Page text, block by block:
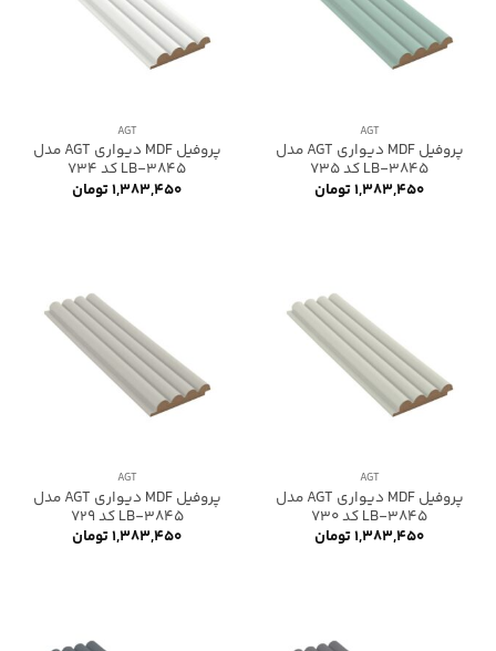
AGT
پروفیل MDF دیواری AGT مدل
LB-3845 کد 735
۱,۳۸۳,۴۵۰تومان
AGT
پروفیل MDF دیواری AGT مدل
LB-3845 کد 734
۱,۳۸۳,۴۵۰تومان
AGT
پروفیل MDF دیواری AGT مدل
LB-3845 کد 730
۱,۳۸۳,۴۵۰تومان
AGT
پروفیل MDF دیواری AGT مدل
LB-3845 کد 729
۱,۳۸۳,۴۵۰تومان